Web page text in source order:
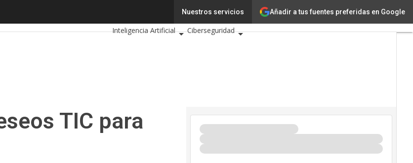
Añadir a tus fuentes preferidas en Google
Nuestros servicios
Innovación
Ciencia
Inteligencia Artificial
Ciberseguridad
TIC para